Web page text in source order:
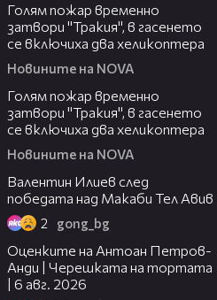
Голям пожар временно
затвори "Тракия", в гасенето
се включиха два хеликоптера
Новините на NOVA
Голям пожар временно
затвори "Тракия", в гасенето
се включиха два хеликоптера
Новините на NOVA
Валентин Илиев след
победата над Макаби Тел Авив
2 gong_bg
Оценките на Антоан Петров-
Анди | Черешката на тортата
| 6 авг. 2026